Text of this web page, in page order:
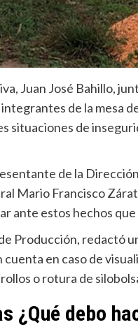
Juan José Bahillo,
de la mesa
situaciones de
de la
Mario Francisco
ante estos hechos
Producción, redactó
en caso de
o rotura de
¿Qué debo